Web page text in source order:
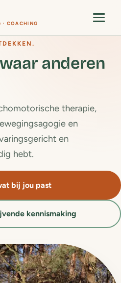
· COACHING
anderen
therapie,
en
en
hebt.
bij jou past
kennismaking